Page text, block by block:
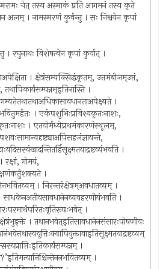
चेत् तस्य अस्माकं प्रति आगमनं तस्य कृते
अलम् । नामस्मरणं कुर्वन्तु । सः निश्चयेन कृपां
। रघुनाथः विशेषत्वेन कृपां कुर्यात् ।
। क्षेत्रंसम्यक्सिद्धंकृतम्, उत्तमंबीजम्उप्तं,
तथापिकार्यंसम्पन्नम्इतिनास्ति ।
।
। एकंपशुभिःप्रविश्यकृतःनाशः,
। एतयोर्मध्येप्रथमंकारणंस्थूलम्,
।
गोमयं,
।
। निरन्तरंक्षेत्रम्अवधातव्यम् ।
साधकेनअतीवसावधानेनव्यवहरणीयंभवति ।
।
। तथानभवेत्इतिसावधानेनसंसारःपोषणीयः
।
।